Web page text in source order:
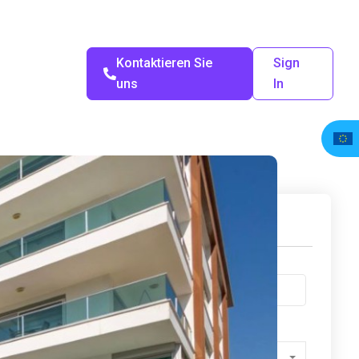
Kontaktieren Sie
uns
Sign
In
Finde dein Zuhause
Stichwort
Immobilienstatus